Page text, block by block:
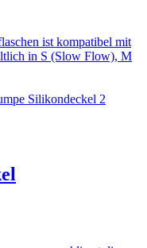
ist kompatibel mit
in S (Slow Flow), M